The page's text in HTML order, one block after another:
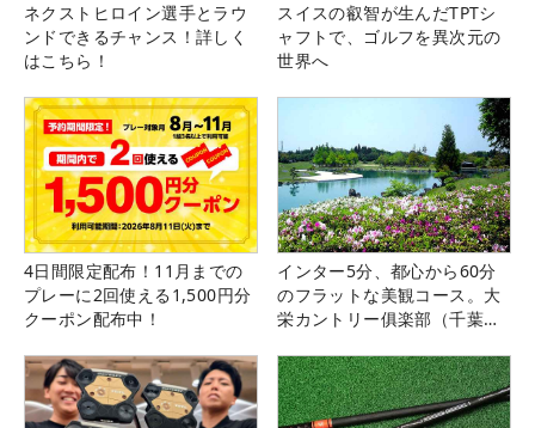
ネクストヒロイン選手とラウ
ンドできるチャンス！詳しく
はこちら！
スイスの叡智が生んだTPTシ
ャフトで、ゴルフを異次元の
世界へ
4日間限定配布！11月までの
プレーに2回使える1,500円分
クーポン配布中！
インター5分、都心から60分
のフラットな美観コース。大
栄カントリー俱楽部（千葉